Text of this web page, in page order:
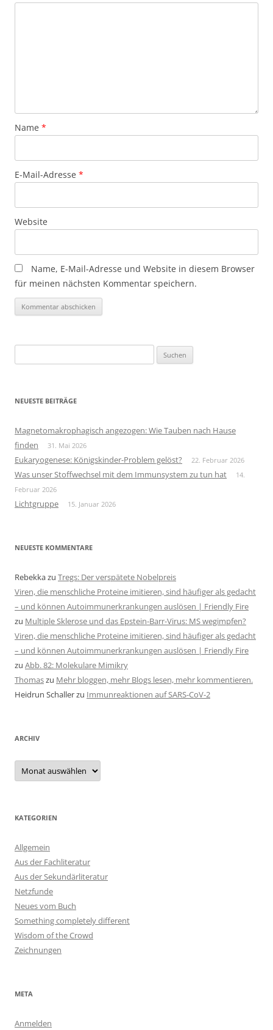
Name *
E-Mail-Adresse *
Website
Name, E-Mail-Adresse und Website in diesem Browser
für meinen nächsten Kommentar speichern.
nach:
NEUESTE BEITRÄGE
Magnetomakrophagisch angezogen: Wie Tauben nach Hause
finden
31. Mai 2026
Eukaryogenese: Königskinder-Problem gelöst? 22. Februar 2026
Was unser Stoffwechsel mit dem Immunsystem zu tun hat
14.
Februar 2026
Lichtgruppe 15. Januar 2026
NEUESTE KOMMENTARE
Rebekkazu Tregs: Der verspätete Nobelpreis
Viren, die menschliche Proteine imitieren, sind häufiger als gedacht
– und können Autoimmunerkrankungen auslösen | Friendly Fire
zu Multiple Sklerose und das Epstein-Barr-Virus: MS wegimpfen?
Viren, die menschliche Proteine imitieren, sind häufiger als gedacht
– und können Autoimmunerkrankungen auslösen | Friendly Fire
zu Abb. 82: Molekulare Mimikry
Thomaszu Mehr bloggen, mehr Blogs lesen, mehr kommentieren.
Heidrun Schallerzu Immunreaktionen auf SARS-CoV-2
ARCHIV
Archiv
KATEGORIEN
Allgemein
Aus der Fachliteratur
Aus der Sekundärliteratur
Netzfunde
Neues vom Buch
Something completely different
Wisdom of the Crowd
Zeichnungen
META
Anmelden